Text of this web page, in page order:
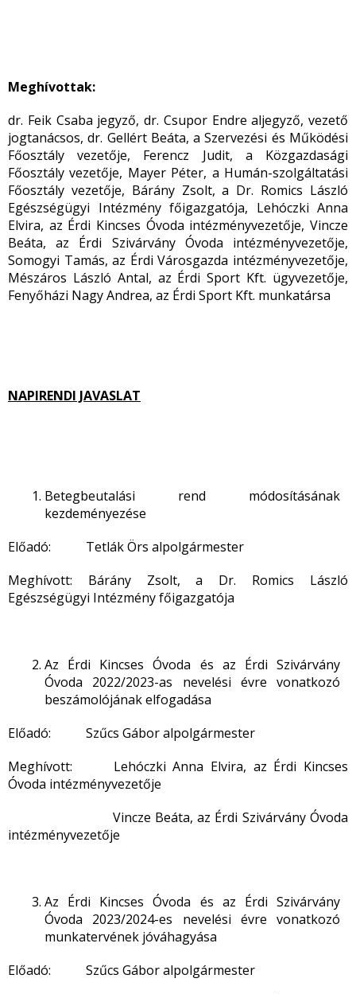
Meghívottak:
dr. Feik Csaba jegyző, dr. Csupor Endre aljegyző, vezető
jogtanácsos, dr. Gellért Beáta, a Szervezési és Működési
Főosztály vezetője, Ferencz Judit, a Közgazdasági
Főosztály vezetője, Mayer Péter, a Humán-szolgáltatási
Főosztály vezetője, Bárány Zsolt, a Dr. Romics László
Egészségügyi Intézmény főigazgatója, Lehóczki Anna
Elvira, az Érdi Kincses Óvoda intézményvezetője, Vincze
Beáta, az Érdi Szivárvány Óvoda intézményvezetője,
Somogyi Tamás, az Érdi Városgazda intézményvezetője,
Mészáros László Antal, az Érdi Sport Kft. ügyvezetője,
Fenyőházi Nagy Andrea, az Érdi Sport Kft. munkatársa
NAPIRENDI JAVASLAT
Betegbeutalási rend módosításának
kezdeményezése
Előadó: Tetlák Örs alpolgármester
Meghívott: Bárány Zsolt, a Dr. Romics László
Egészségügyi Intézmény főigazgatója
Az Érdi Kincses Óvoda és az Érdi Szivárvány
Óvoda 2022/2023-as nevelési évre vonatkozó
beszámolójának elfogadása
Előadó: Szűcs Gábor alpolgármester
Meghívott: Lehóczki Anna Elvira, az Érdi Kincses
Óvoda intézményvezetője
Vincze Beáta, az Érdi Szivárvány Óvoda
intézményvezetője
Az Érdi Kincses Óvoda és az Érdi Szivárvány
Óvoda 2023/2024-es nevelési évre vonatkozó
munkatervének jóváhagyása
Előadó: Szűcs Gábor alpolgármester